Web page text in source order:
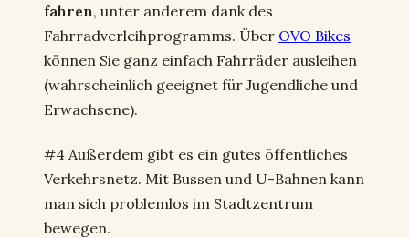
fahren, unter anderem dank des
Fahrradverleihprogramms. Über OVO Bikes
können Sie ganz einfach Fahrräder ausleihen
(wahrscheinlich geeignet für Jugendliche und
Erwachsene).
#4 Außerdem gibt es ein gutes öffentliches
Verkehrsnetz. Mit Bussen und U-Bahnen kann
man sich problemlos im Stadtzentrum
bewegen.